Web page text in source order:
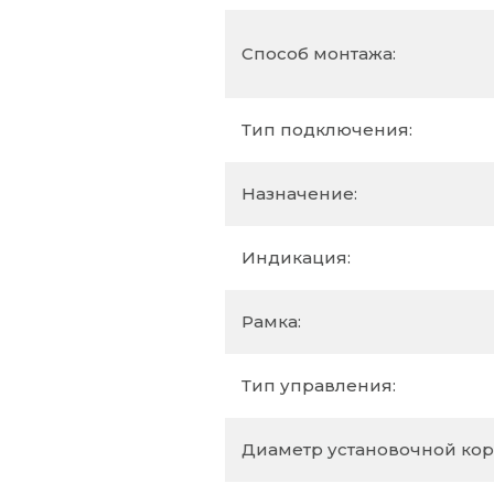
Способ монтажа:
Тип подключения:
Назначение:
Индикация:
Рамка:
Тип управления:
Диаметр установочной